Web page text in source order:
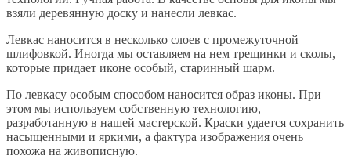
взяли деревянную доску и нанесли левкас.
Левкас наносится в несколько слоев с промежуточной
шлифовкой. Иногда мы оставляем на нем трещинки и сколы,
которые придает иконе особый, старинный шарм.
По левкасу особым способом наносится образ иконы. При
этом мы используем собственную технологию,
разработанную в нашей мастерской. Краски удается сохранить
насыщенными и яркими, а фактура изображения очень
похожа на живописную.